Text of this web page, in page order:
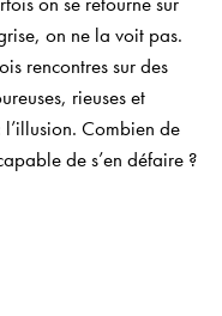
on ne la voit pas.
rencontres sur des
rieuses et
Combien de
de s’en défaire ?